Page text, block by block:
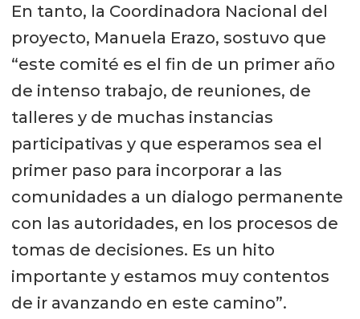
En tanto, la Coordinadora Nacional del
proyecto, Manuela Erazo, sostuvo que
“este comité es el fin de un primer año
de intenso trabajo, de reuniones, de
talleres y de muchas instancias
participativas y que esperamos sea el
primer paso para incorporar a las
comunidades a un dialogo permanente
con las autoridades, en los procesos de
tomas de decisiones. Es un hito
importante y estamos muy contentos
de ir avanzando en este camino”.